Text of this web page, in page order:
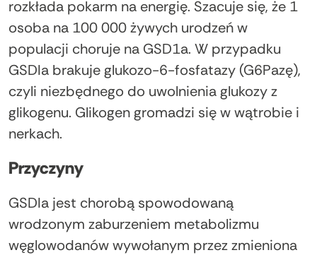
rozkłada pokarm na energię. Szacuje się, że 1
osoba na 100 000 żywych urodzeń w
populacji choruje na GSD1a. W przypadku
GSDIa brakuje glukozo-6-fosfatazy (G6Pazę),
czyli niezbędnego do uwolnienia glukozy z
glikogenu. Glikogen gromadzi się w wątrobie i
nerkach.
Przyczyny
GSDIa jest chorobą spowodowaną
wrodzonym zaburzeniem metabolizmu
węglowodanów wywołanym przez zmieniona